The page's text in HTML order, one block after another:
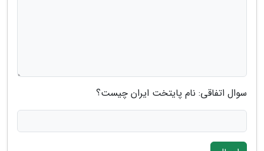
سوال اتفاقی: نام پایتخت ایران چیست؟